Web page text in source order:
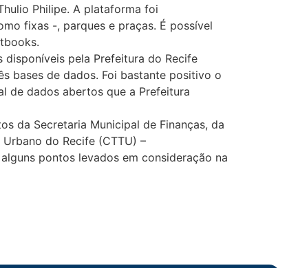
Philipe. A plataforma foi
fixas -, parques e praças. É possível
disponíveis pela Prefeitura do Recife
bases de dados. Foi bastante positivo o
de dados abertos que a Prefeitura
da Secretaria Municipal de Finanças, da
do Recife (CTTU) –
pontos levados em consideração na